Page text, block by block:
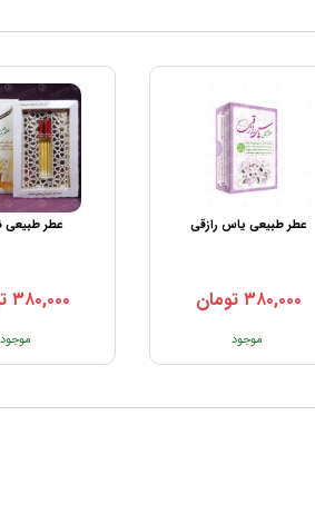
عطر طبیعی یاس رازقی
۳۸۰,۰۰۰ تومان
موجود
عطر
۳۸۰,۰۰۰
موجود